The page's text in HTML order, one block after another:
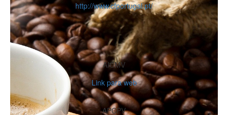
http://www.cfportugal.pt/
AICMV
Link para web
APCPV